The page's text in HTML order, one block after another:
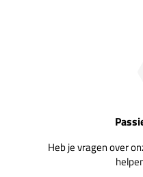
Heb je vragen over